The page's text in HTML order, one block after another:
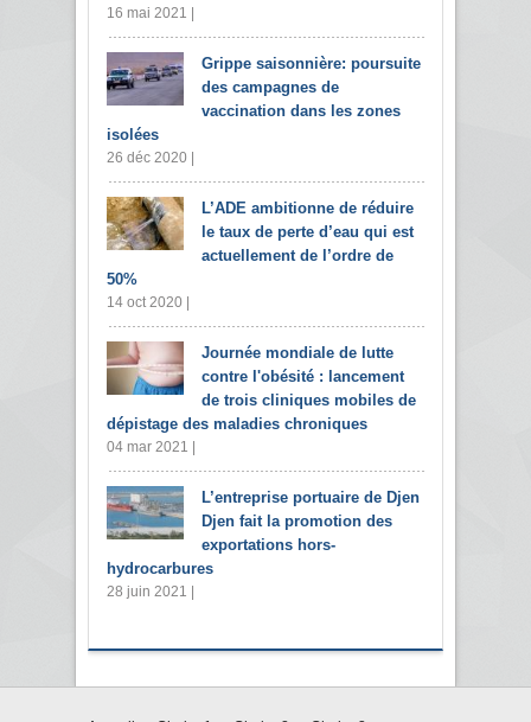
16 mai 2021 |
Grippe saisonnière: poursuite
des campagnes de
vaccination dans les zones
isolées
26 déc 2020 |
L’ADE ambitionne de réduire
le taux de perte d’eau qui est
actuellement de l’ordre de
50%
14 oct 2020 |
Journée mondiale de lutte
contre l'obésité : lancement
de trois cliniques mobiles de
dépistage des maladies chroniques
04 mar 2021 |
L’entreprise portuaire de Djen
Djen fait la promotion des
exportations hors-
hydrocarbures
28 juin 2021 |